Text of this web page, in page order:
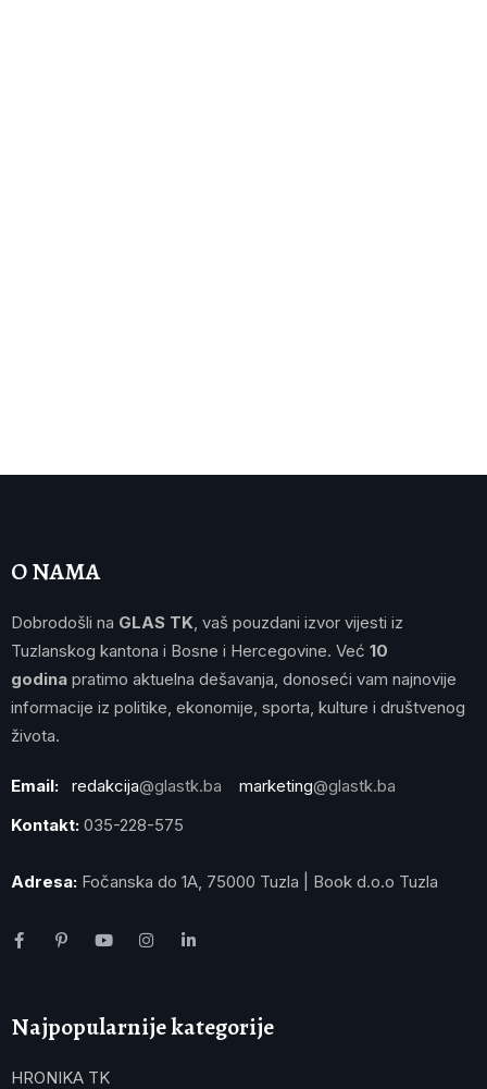
O NAMA
Dobrodošli na GLAS TK , vaš pouzdani izvor vijesti iz
Tuzlanskog kantona i Bosne i Hercegovine. Već 10
godina pratimo aktuelna dešavanja, donoseći vam najnovije
informacije iz politike, ekonomije, sporta, kulture i društvenog
života.
Email: redakcija@glastk.ba marketing@glastk.ba
Kontakt: 035-228-575
Adresa: Fočanska do 1A, 75000 Tuzla | Book d.o.o Tuzla
Najpopularnije kategorije
HRONIKA TK